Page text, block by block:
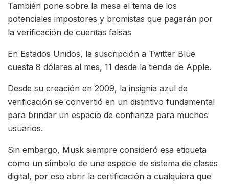
También pone sobre la mesa el tema de los
potenciales impostores y bromistas que pagarán por
la verificación de cuentas falsas
En Estados Unidos, la suscripción a Twitter Blue
cuesta 8 dólares al mes, 11 desde la tienda de Apple.
Desde su creación en 2009, la insignia azul de
verificación se convertió en un distintivo fundamental
para brindar un espacio de confianza para muchos
usuarios.
Sin embargo, Musk siempre consideró esa etiqueta
como un símbolo de una especie de sistema de clases
digital, por eso abrir la certificación a cualquiera que